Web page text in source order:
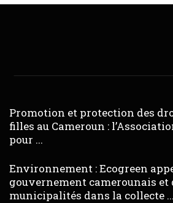
Promotion et protection des
filles au Cameroun :
pour ...
Environnement : Ecogreen
gouvernement camerounais et
municipalités dans la collecte ...